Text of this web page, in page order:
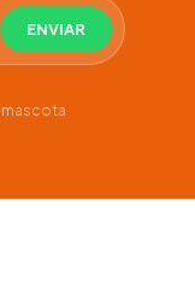
mascota